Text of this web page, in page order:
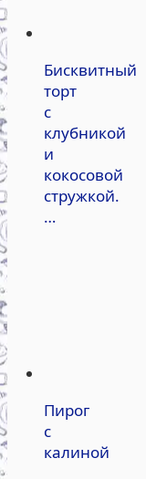
Бисквитный
торт
с
клубникой
и
кокосовой
стружкой.
…
Пирог
с
калиной